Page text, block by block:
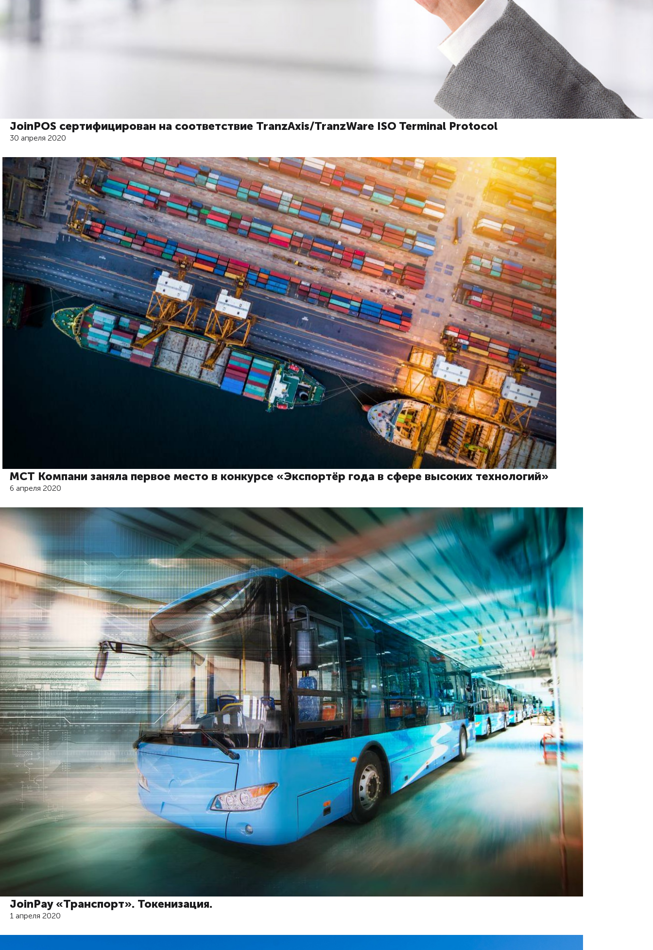
JoinPOS сертифицирован на соответствие TranzAxis/TranzWare ISO Terminal Protocol
30 апреля 2020
МСТ Компани заняла первое место в конкурсе «Экспортёр года в сфере высоких технологий»
6 апреля 2020
JoinPay «Транспорт». Токенизация.
1 апреля 2020